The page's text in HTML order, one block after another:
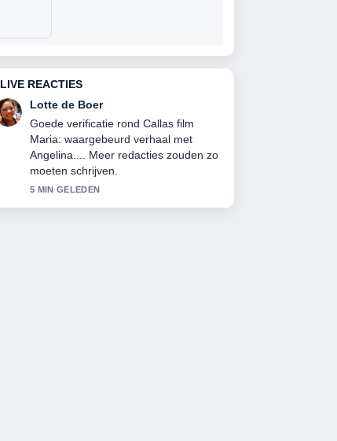
LIVE REACTIES
Ruben Bos
Sterke duiding rond Camelot serie
(2011) kijken: stream, cast en.... Dit is
de duidelijkste samenvatting die ik
vandaag heb gezien.
7 MIN GELEDEN